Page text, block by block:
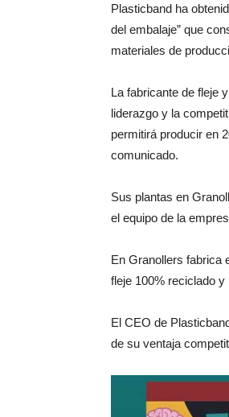
Plasticband ha
del embalaje” que
materiales de
La fabricante de fleje
liderazgo y la
permitirá producir en
comunicado.
Sus plantas en
el equipo de la
En Granollers fabrica
fleje 100% reciclado
El CEO de
de su ventaja